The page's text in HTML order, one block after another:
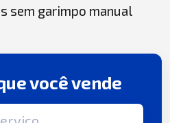
sem garimpo manual
você vende